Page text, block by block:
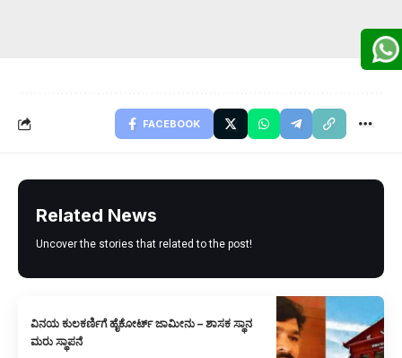
FACEBOOK
Related News
Uncover the stories that related to the post!
ವಿನಯ ಕುಲಕರ್ಣಿಗೆ ಹೈಕೋರ್ಟ್ ಜಾಮೀನು – ಶಾಸಕ ಸ್ಥಾನ
ಮರು ಸ್ಥಾಪನೆ